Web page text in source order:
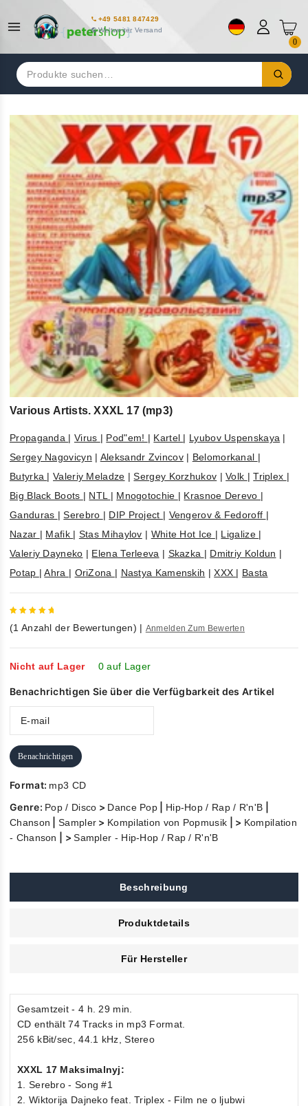
+49 5481 847429
Weltweiter Versand
0
Suchen
nach:
Various Artists. XXXL 17 (mp3)
Propaganda | Virus | Pod"em! | Kartel | Lyubov Uspenskaya |
Sergey Nagovicyn | Aleksandr Zvincov| Belomorkanal |
Butyrka |Valeriy Meladze |Sergey Korzhukov |Volk |Triplex |
Big Black Boots | NTL | Mnogotochie | Krasnoe Derevo |
Ganduras |Serebro | DIP Project | Vengerov & Fedoroff |
Nazar | Mafik | Stas Mihaylov | White Hot Ice | Ligalize |
Valeriy Dayneko | Elena Terleeva | Skazka | Dmitriy Koldun |
Potap |Ahra | OriZona | Nastya Kamenskih |XXX | Basta
5
(1 Anzahl der Bewertungen) | Anmelden Zum Bewerten
Nicht auf Lager 0 auf Lager
Benachrichtigen Sie über die Verfügbarkeit des Artikel
Benachrichtigen
Format: mp3 CD
Genre: Pop / Disco > Dance Pop Hip-Hop / Rap / R'n'B
Chanson |Sampler > Kompilation von Popmusik | > Kompilation
- Chanson
| >Sampler - Hip-Hop / Rap / R'n'B
Beschreibung
Produktdetails
Für Hersteller
Gesamtzeit - 4 h. 29 min.
CD enthält 74 Tracks in mp3 Format.
256 kBit/sec, 44.1 kHz, Stereo
XXXL 17 Maksimalnyj:
1. Serebro - Song #1
2. Wiktorija Dajneko feat. Triplex - Film ne o ljubwi